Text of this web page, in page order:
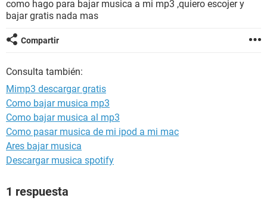
como hago para bajar musica a mi mp3 ,quiero escojer y
bajar gratis nada mas
Compartir
Consulta también:
Mimp3 descargar gratis
Como bajar musica mp3
Como bajar musica al mp3
Como pasar musica de mi ipod a mi mac
Ares bajar musica
Descargar musica spotify
1 respuesta